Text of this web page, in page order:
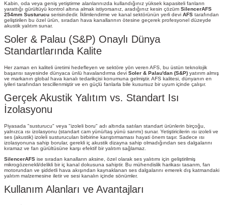
Kabin, oda veya geniş yetiştirme alanlarınızda kullandığınız yüksek kapasiteli fanların
yarattığı gürültüyü kontrol altına almak istiyorsanız, aradığınız kesin çözüm SilencerAFS
254mm Susturucu serisindedir. İklimlendirme ve kanal sektörünün yerli devi AFS tarafından
geliştirilen bu özel ürün, sıradan hava kanallarının ötesine geçerek profesyonel düzeyde
akustik yalıtım sunar.
Soler & Palau (S&P) Onaylı Dünya
Standartlarında Kalite
Her zaman en kaliteli üretimi hedefleyen ve sektöre yön veren AFS, bu üstün teknolojik
başarısı sayesinde dünyaca ünlü havalandırma devi Soler & Palau'dan (S&P) yatırım almış
ve markanın global hava kanalı tedarikçisi konumuna gelmiştir. AFS kalitesi, dünyanın en
iyileri tarafından tescillenmiştir ve en güçlü fanlarla bile kusursuz bir uyum içinde çalışır.
Gerçek Akustik Yalıtım vs. Standart Isı
İzolasyonu
Piyasada "susturucu" veya "izoleli boru" adı altında satılan standart ürünlerin birçoğu,
yalnızca ısı izolasyonu (standart cam yünü/taş yünü sarımı) sunar. Yetiştiricilerin ısı izoleli ve
ses (akustik) izoleli susturucuları birbirine karıştırmaması hayati önem taşır. Sadece ısı
izolasyonuna sahip borular, gerekli iç akustik dizayna sahip olmadığından ses dalgalarını
kıramaz ve fan gürültüsüne karşı efektif bir yalıtım sağlamaz.
SilencerAFS ise sıradan kanalların aksine, özel olarak ses yalıtımı için geliştirilmiş
mikrogözenekli/delikli bir iç kanal dokusuna sahiptir. Bu mühendislik harikası tasarım, fan
motorundan ve şiddetli hava akışından kaynaklanan ses dalgalarını emerek dış katmandaki
yalıtım malzemesine iletir ve sesi kanalın içinde sönümler.
Kullanım Alanları ve Avantajları